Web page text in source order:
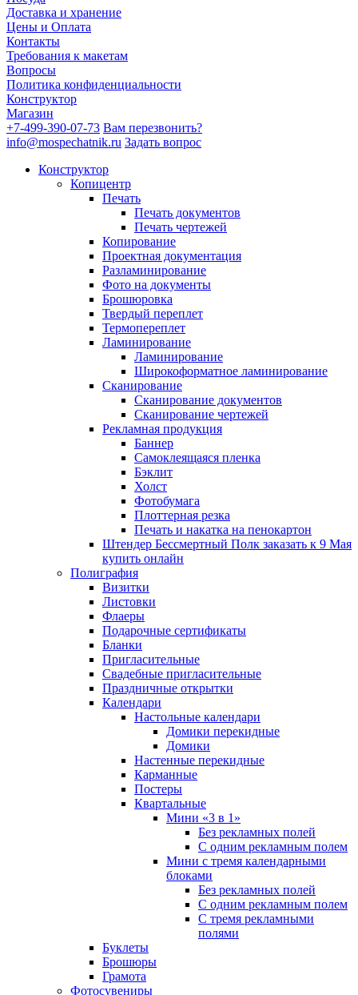
Доставка и хранение
Цены и Оплата
Контакты
Требования к макетам
Вопросы
Политика конфиденциальности
Конструктор
Магазин
+7-499-390-07-73 Вам перезвонить?
info@mospechatnik.ru Задать вопрос
Конструктор
Копицентр
Печать
Печать документов
Печать чертежей
Копирование
Проектная документация
Разламинирование
Фото на документы
Брошюровка
Твердый переплет
Термопереплет
Ламинирование
Ламинирование
Широкоформатное ламинирование
Сканирование
Сканирование документов
Сканирование чертежей
Рекламная продукция
Баннер
Самоклеящаяся пленка
Бэклит
Холст
Фотобумага
Плоттерная резка
Печать и накатка на пенокартон
Штендер Бессмертный Полк заказать к 9 Мая
купить онлайн
Полиграфия
Визитки
Листовки
Флаеры
Подарочные сертификаты
Бланки
Пригласительные
Свадебные пригласительные
Праздничные открытки
Календари
Настольные календари
Домики перекидные
Домики
Настенные перекидные
Карманные
Постеры
Квартальные
Мини «3 в 1»
Без рекламных полей
С одним рекламным полем
Мини с тремя календарными
блоками
Без рекламных полей
С одним рекламным полем
С тремя рекламными
полями
Буклеты
Брошюры
Грамота
Фотосувениры